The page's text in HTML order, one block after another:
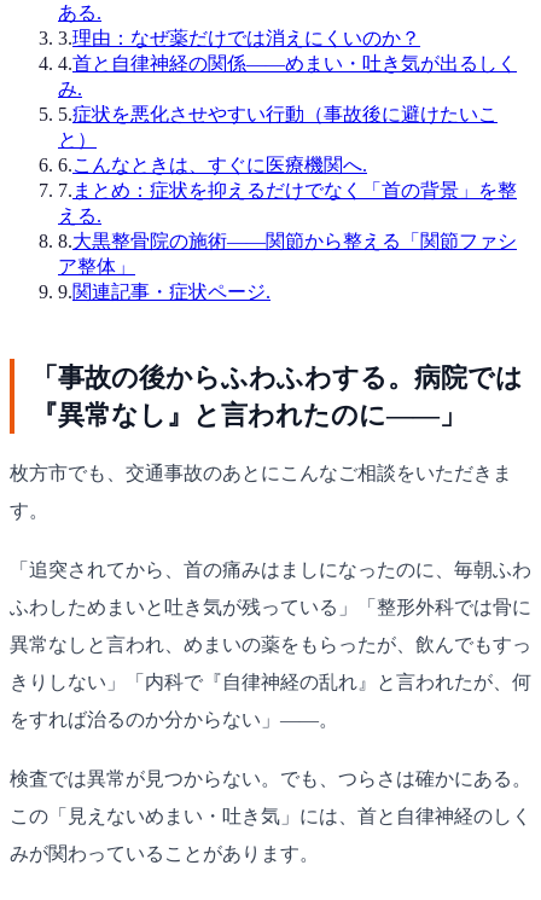
ある.
3.理由：なぜ薬だけでは消えにくいのか？
4.首と自律神経の関係——めまい・吐き気が出るしく
み.
5.症状を悪化させやすい行動（事故後に避けたいこ
と）
6.こんなときは、すぐに医療機関へ.
7. まとめ：症状を抑えるだけでなく「首の背景」を整
える.
8.大黒整骨院の施術——関節から整える「関節ファシ
ア整体」
9.関連記事・症状ページ.
「事故の後からふわふわする。病院では
『異常なし』と言われたのに——」
枚方市でも、交通事故のあとにこんなご相談をいただきま
す。
「追突されてから、首の痛みはましになったのに、毎朝ふわ
ふわしためまいと吐き気が残っている」「整形外科では骨に
異常なしと言われ、めまいの薬をもらったが、飲んでもすっ
きりしない」「内科で『自律神経の乱れ』と言われたが、何
をすれば治るのか分からない」——。
検査では異常が見つからない。でも、つらさは確かにある。
この「見えないめまい・吐き気」には、首と自律神経のしく
みが関わっていることがあります。